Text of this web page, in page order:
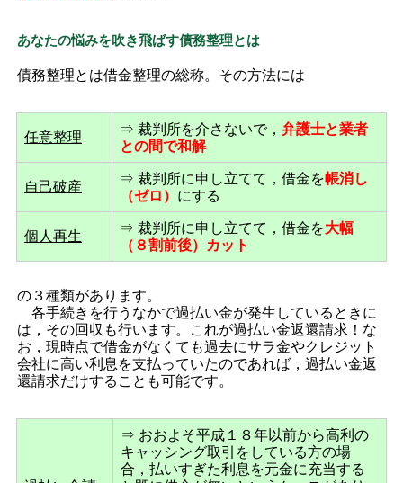
あなたの悩みを吹き飛ばす債務整理とは
債務整理とは借金整理の総称。その方法には
任意整理
⇒ 裁判所を介さないで， 弁護士と業者
との間で和解
自己破産
⇒ 裁判所に申し立てて，借金を帳消し
（ゼロ） にする
個人再生
⇒ 裁判所に申し立てて，借金を大幅
（８割前後）カット
の３種類があります。
各手続きを行うなかで過払い金が発生しているときに
は，その回収も行います。これが過払い金返還請求！な
お，現時点で借金がなくても過去にサラ金やクレジット
会社に高い利息を支払っていたのであれば，過払い金返
還請求だけすることも可能です。
⇒ おおよそ平成１８年以前から高利の
キャッシング取引をしている方の場
合，払いすぎた利息を元金に充当する